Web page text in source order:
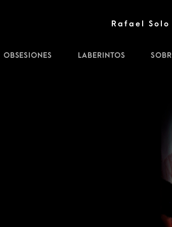
Rafael Solo
OBSESIONES LABERINTOS